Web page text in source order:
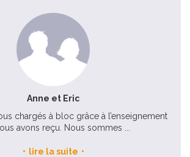
Anne et Eric
chargés à bloc grâce à l’enseignement
avons reçu. Nous sommes ...
lire la suite